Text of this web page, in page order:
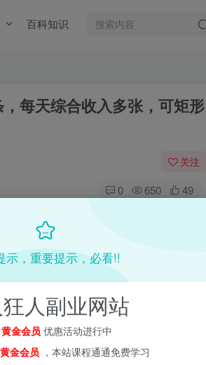
百科知识
每天综合收入多张，可矩形
关注
0 650 49
链接进入本站首页：
狂人资源网
示，重要提示，必看!!
人副业网站
黄金会员 优惠活动进行中
黄金会员 ，本站课程通通免费学习